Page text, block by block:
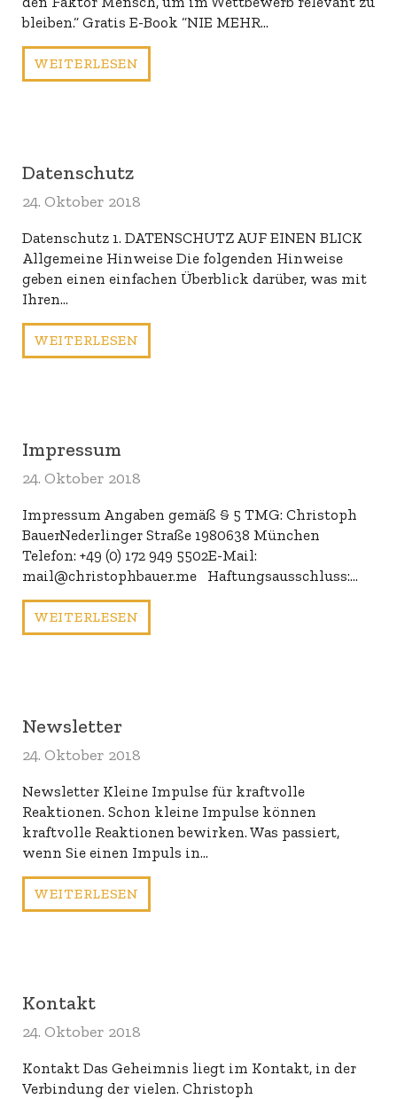
bleiben.“ Gratis E-Book “NIE MEHR…
WEITERLESEN
Datenschutz
24. Oktober 2018
Datenschutz 1. DATENSCHUTZ AUF EINEN BLICK
Allgemeine Hinweise Die folgenden Hinweise
geben einen einfachen Überblick darüber, was mit
Ihren…
WEITERLESEN
Impressum
24. Oktober 2018
Impressum Angaben gemäß § 5 TMG: Christoph
BauerNederlinger Straße 1980638 München
Telefon: +49 (0) 172 949 5502E-Mail:
mail@christophbauer.me Haftungsausschluss:…
WEITERLESEN
Newsletter
24. Oktober 2018
Newsletter Kleine Impulse für kraftvolle
Reaktionen. Schon kleine Impulse können
kraftvolle Reaktionen bewirken. Was passiert,
wenn Sie einen Impuls in…
WEITERLESEN
Kontakt
24. Oktober 2018
Kontakt Das Geheimnis liegt im Kontakt, in der
Verbindung der vielen. Christoph